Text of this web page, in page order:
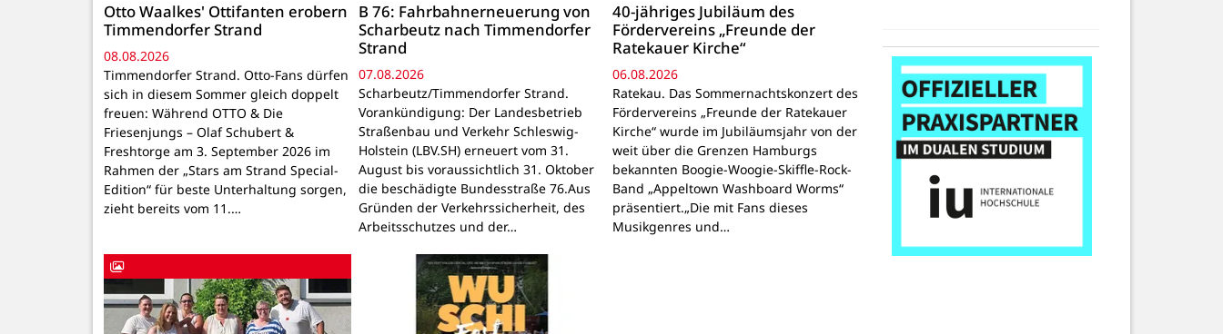
Otto Waalkes' Ottifanten erobern
Timmendorfer Strand
08.08.2026
Timmendorfer Strand. Otto-Fans dürfen
sich in diesem Sommer gleich doppelt
freuen: Während OTTO & Die
Friesenjungs – Olaf Schubert &
Freshtorge am 3. September 2026 im
Rahmen der „Stars am Strand Special-
Edition“ für beste Unterhaltung sorgen,
zieht bereits vom 11.…
B 76: Fahrbahnerneuerung von
Scharbeutz nach Timmendorfer
Strand
07.08.2026
Scharbeutz/Timmendorfer Strand.
Vorankündigung: Der Landesbetrieb
Straßenbau und Verkehr Schleswig-
Holstein (LBV.SH) erneuert vom 31.
August bis voraussichtlich 31. Oktober
die beschädigte Bundesstraße 76.Aus
Gründen der Verkehrssicherheit, des
Arbeitsschutzes und der…
40-jähriges Jubiläum des
Fördervereins „Freunde der
Ratekauer Kirche“
06.08.2026
Ratekau. Das Sommernachtskonzert des
Fördervereins „Freunde der Ratekauer
Kirche“ wurde im Jubiläumsjahr von der
weit über die Grenzen Hamburgs
bekannten Boogie-Woogie-Skiffle-Rock-
Band „Appeltown Washboard Worms“
präsentiert.„Die mit Fans dieses
Musikgenres und…